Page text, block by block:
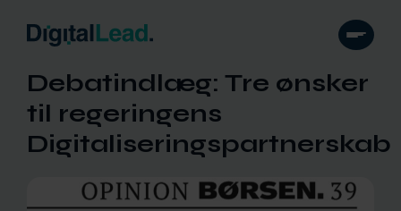
Debatindlæg: Tre ønsker
til regeringens
Digitaliseringspartnerskab